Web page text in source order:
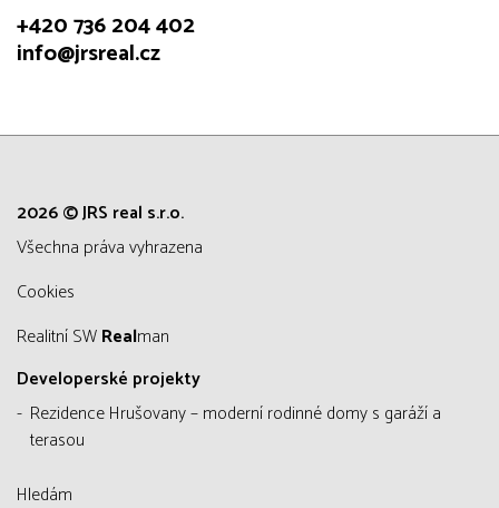
+420 736 204 402
info@jrsreal.cz
2026 © JRS real s.r.o.
všechna práva vyhrazena
Cookies
Realitní SWRealman
Developerské projekty
Rezidence Hrušovany – moderní rodinné domy s garáží a
terasou
Hledám